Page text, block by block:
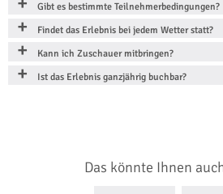
Gibt es bestimmte Teilnehmerbedingungen?
Findet das Erlebnis bei jedem Wetter statt?
Kann ich Zuschauer mitbringen?
Ist das Erlebnis ganzjährig buchbar?
Das könnte Ihnen